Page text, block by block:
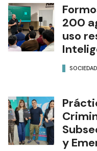
200
uso
SOCIEDAD
y